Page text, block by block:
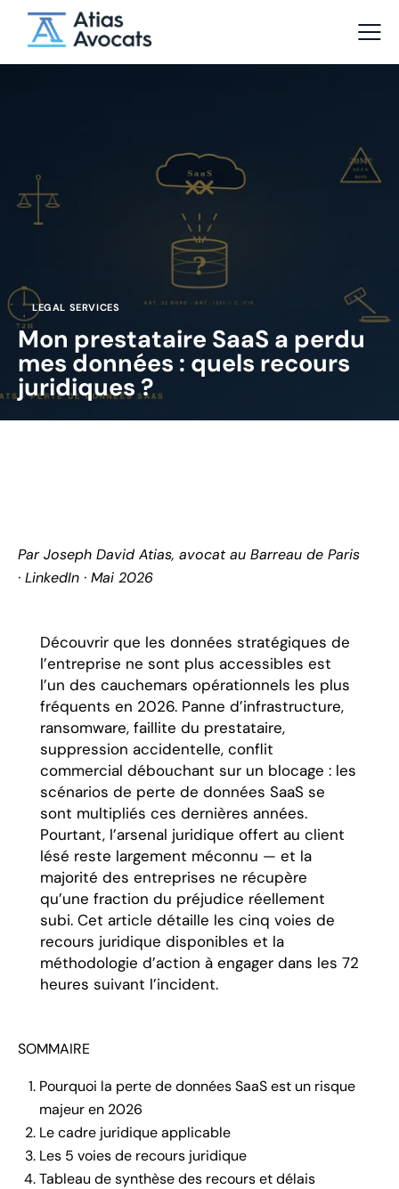
LEGAL SERVICES
Mon prestataire SaaS a perdu
mes données : quels recours
juridiques ?
ParJoseph David Atias, avocat au Barreau de Paris
· LinkedIn · Mai 2026
Découvrir que les données stratégiques de
l’entreprise ne sont plus accessibles est
l’un des cauchemars opérationnels les plus
fréquents en 2026. Panne d’infrastructure,
ransomware, faillite du prestataire,
suppression accidentelle, conflit
commercial débouchant sur un blocage : les
scénarios de perte de données SaaS se
sont multipliés ces dernières années.
Pourtant, l’arsenal juridique offert au client
lésé reste largement méconnu — et la
majorité des entreprises ne récupère
qu’une fraction du préjudice réellement
subi. Cet article détaille les cinq voies de
recours juridique disponibles et la
méthodologie d’action à engager dans les 72
heures suivant l’incident.
SOMMAIRE
Pourquoi la perte de données SaaS est un risque
majeur en 2026
Le cadre juridique applicable
Les 5 voies de recours juridique
Tableau de synthèse des recours et délais